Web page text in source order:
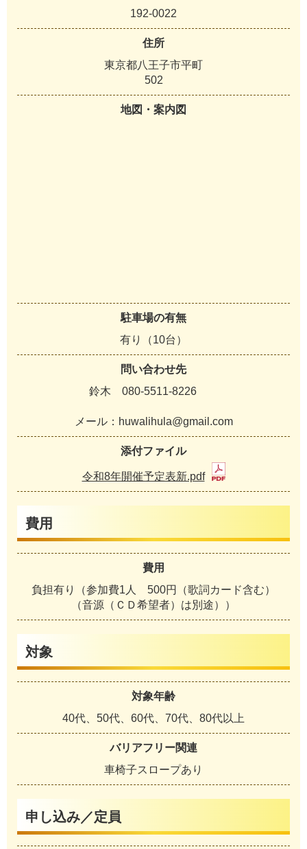
192-0022
住所
東京都八王子市平町
502
地図・案内図
駐車場の有無
有り（10台）
問い合わせ先
鈴木 080-5511-8226
メール：huwalihula@gmail.com
添付ファイル
令和8年開催予定表新.pdf
費用
費用
負担有り（参加費1人 500円（歌詞カード含む）
（音源（ＣＤ希望者）は別途））
対象
対象年齢
40代、50代、60代、70代、80代以上
バリアフリー関連
車椅子スロープあり
申し込み／定員